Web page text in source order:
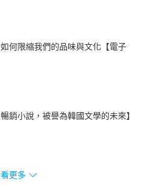
何限縮我們的品味與文化【電子
銷小說，被譽為韓國文學的未來】
更多